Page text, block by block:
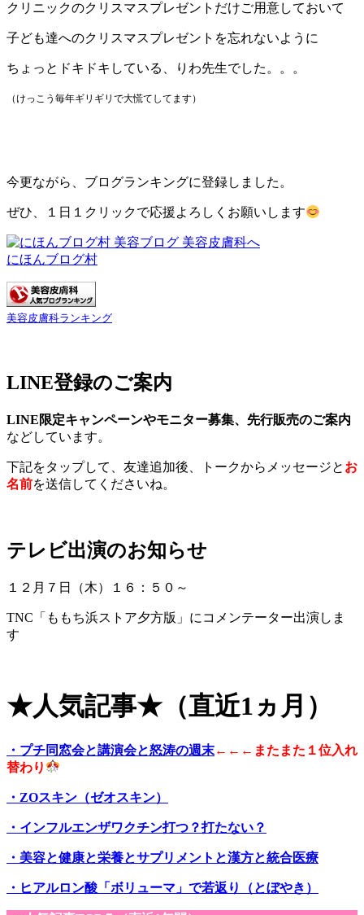
クリニックのクリスマスプレゼントだけご用意しておいて
子ども達へのクリスマスプレゼントを忘れないように
ちょっとドキドキしている、りわ先生でした。。。
（けっこう毎年ギリギリで大慌てしてます）
今更ながら、ブログランキングに登録しました。
ぜひ、１日１クリックで応援よろしくお願いします
にほんブログ村
美容皮膚科ランキング
LINE登録のご案内
LINE限定キャンペーンやモニター募集、先行販売のご案内
などしています。
下記をタップして、友達追加後、トークからメッセージと お
名前を送信してくださいね。
テレビ出演のお知らせ
１２月７日（木）１６：５０～
TNC「ももち浜ストア夕方版」にコメンテーター出演しま
す
★人気記事★（直近1ヵ月）
・プチ同窓会と講演会と怒涛の週末←←←またまた１位入れ
替わり
・ZOスキン（ゼオスキン）
・インフルエンザワクチン打つ？打たない？
・美容と健康と栄養とサプリメントと漢方と統合医療
・ヒアルロン酸「ボリューマ」で若返り（とぼやき）